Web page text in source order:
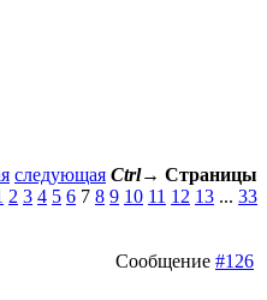
следующая Ctrl→ Страницы
2 3 4 5 6 7 8 9 10 11 12 13 ... 33
Сообщение #126